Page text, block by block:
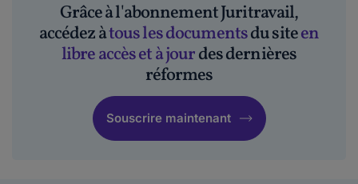
Grâce à l'abonnement Juritravail,
accédez àtous les documentsdu siteen
libre accès et à jourdes dernières
réformes
Souscrire maintenant